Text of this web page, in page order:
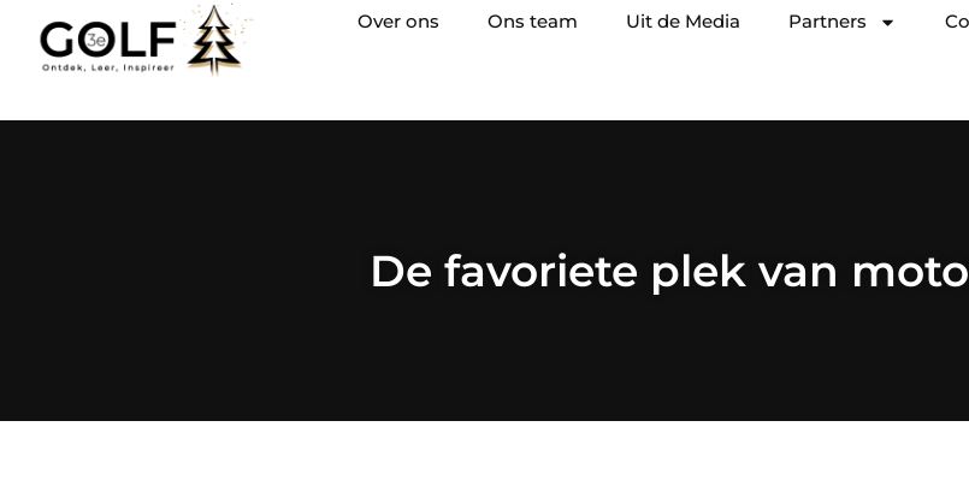
Over ons Ons team Uit de Media Partners
De favoriete plek van